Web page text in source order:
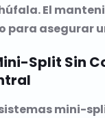
El
para asegurar
Split Sin
mini-